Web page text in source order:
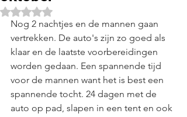
Beoordeeld met NaN uit 5 sterren.
Nog 2 nachtjes en de mannen gaan
vertrekken. De auto's zijn zo goed als
klaar en de laatste voorbereidingen
worden gedaan. Een spannende tijd
voor de mannen want het is best een
spannende tocht. 24 dagen met de
auto op pad, slapen in een tent en ook